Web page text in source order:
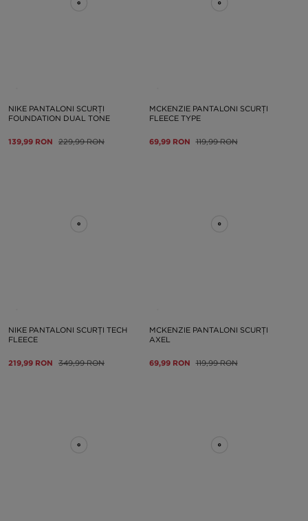
NIKE PANTALONI SCURȚI
FOUNDATION DUAL TONE
139,99 RON 229,99 RON
MCKENZIE PANTALONI SCURȚI
FLEECE TYPE
69,99 RON 119,99 RON
NIKE PANTALONI SCURȚI TECH
FLEECE
219,99 RON 349,99 RON
MCKENZIE PANTALONI SCURȚI
AXEL
69,99 RON 119,99 RON